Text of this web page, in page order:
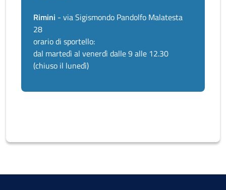
Rimini - via Sigismondo Pandolfo Malatesta
28
orario di sportello:
dal martedì al venerdì dalle 9 alle 12.30
(chiuso il lunedì)